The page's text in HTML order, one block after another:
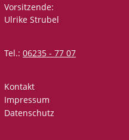
Vorsitzende:
Ulrike Strubel
Tel.: 06235 - 77 07
Kontakt
Impressum
Datenschutz